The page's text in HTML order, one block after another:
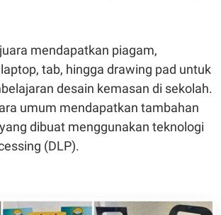
mendapatkan piagam,
tab, hingga drawing pad untuk
desain kemasan di sekolah.
umum mendapatkan tambahan
dibuat menggunakan teknologi
(DLP).